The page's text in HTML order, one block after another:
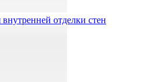
отделки стен